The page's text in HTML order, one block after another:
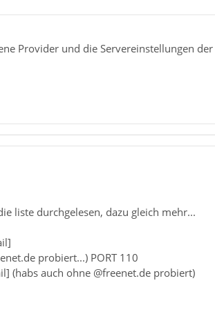
Provider und die Servereinstellungen
liste durchgelesen, dazu gleich mehr...
probiert...) PORT 110
(habs auch ohne @freenet.de probiert)